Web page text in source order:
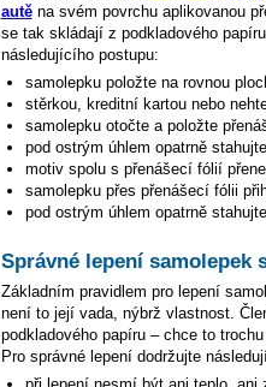
autěna svém povrchu aplikovanou
se tak skládají z podkladového
následujícího postupu:
samolepku položte na rovnou
stěrkou, kreditní kartou nebo
samolepku otočte a položte
pod ostrým úhlem opatrně
motiv spolu s přenášecí fólií
samolepku přes přenášecí fólii
pod ostrým úhlem opatrně
Správné lepení samolepek
Základním pravidlem pro lepení
není to její vada, nýbrž vlastnost.
podkladového papíru – chce to
Pro správné lepení dodržujte